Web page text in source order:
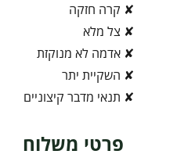
✘ קרה חזקה
✘ צל מלא
✘ אדמה לא מנוקזת
✘ השקיית יתר
✘ תנאי מדבר קיצוניים
פרטי משלוח